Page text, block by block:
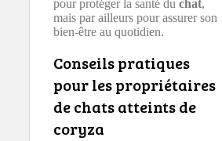
pour protéger la santé du chat,
mais par ailleurs pour assurer son
bien-être au quotidien.
Conseils pratiques
pour les propriétaires
de chats atteints de
coryza